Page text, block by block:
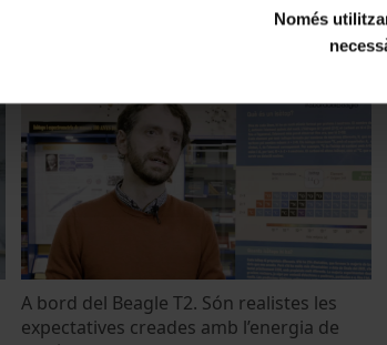
Només
desenvoluparà símptomes greus de
A bord del Beagle T2. Són realistes les
expectatives creades amb l’energia de